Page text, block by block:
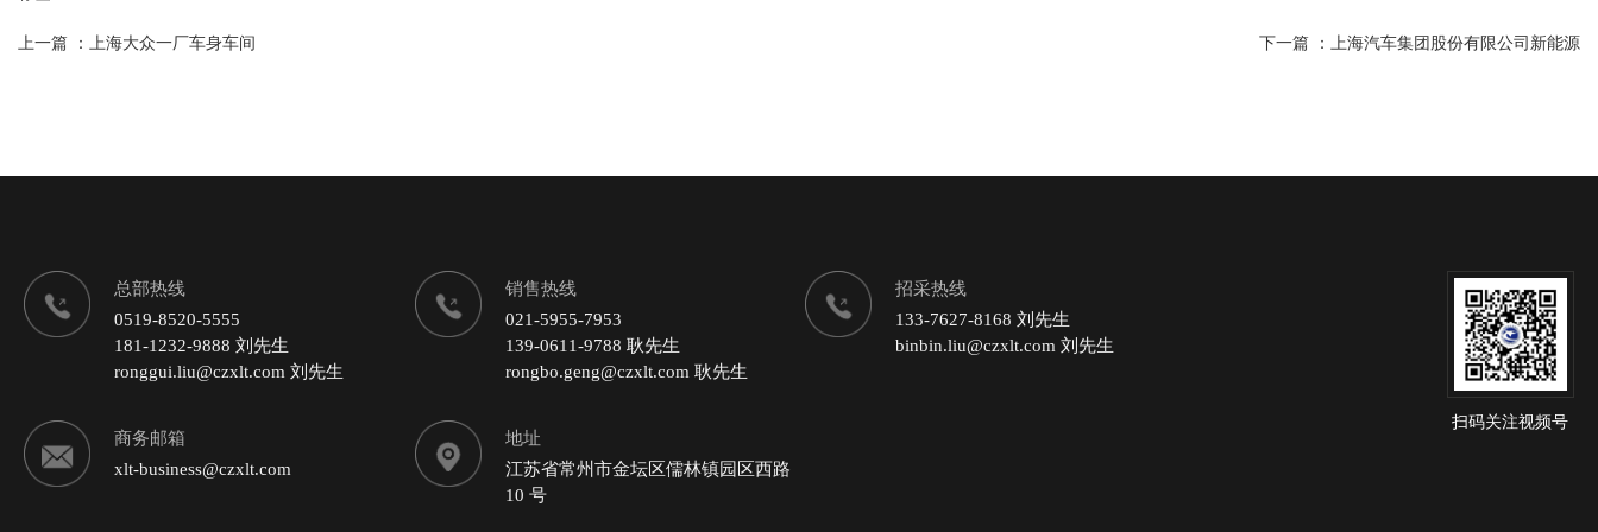
上一篇 ： 上海大众一厂车身车间 下一篇 ： 上海汽车集团股份有限公司新能源
总部热线
0519-8520-5555
181-1232-9888 刘先生
ronggui.liu@czxlt.com 刘先生
销售热线
021-5955-7953
139-0611-9788 耿先生
rongbo.geng@czxlt.com 耿先生
招采热线
133-7627-8168 刘先生
binbin.liu@czxlt.com 刘先生
商务邮箱
xlt-business@czxlt.com
地址
江苏省常州市金坛区儒林镇园区西路
10 号
扫码关注视频号